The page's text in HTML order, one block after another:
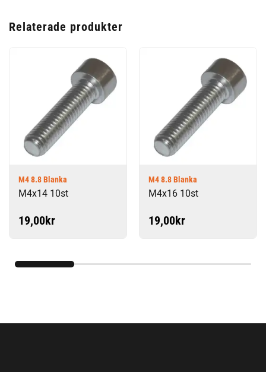
Relaterade produkter
M4 8.8 Blanka
M4x14 10st
19,00kr
M4 8.8 Blanka
M4x16 10st
19,00kr